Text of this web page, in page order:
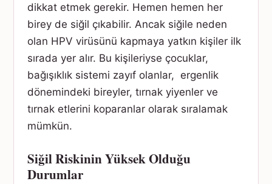
dikkat etmek gerekir. Hemen hemen her
birey de siğil çıkabilir. Ancak siğile neden
olan HPV virüsünü kapmaya yatkın kişiler ilk
sırada yer alır. Bu kişileriyse çocuklar,
bağışıklık sistemi zayıf olanlar, ergenlik
dönemindeki bireyler, tırnak yiyenler ve
tırnak etlerini koparanlar olarak sıralamak
mümkün.
Siğil Riskinin Yüksek Olduğu
Durumlar